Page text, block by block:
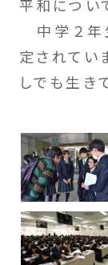
平和につい
中学２年
定されてい
しでも生き